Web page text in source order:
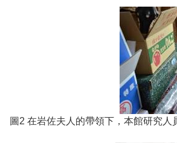
圖2 在岩佐夫人的帶領下，本館研究人